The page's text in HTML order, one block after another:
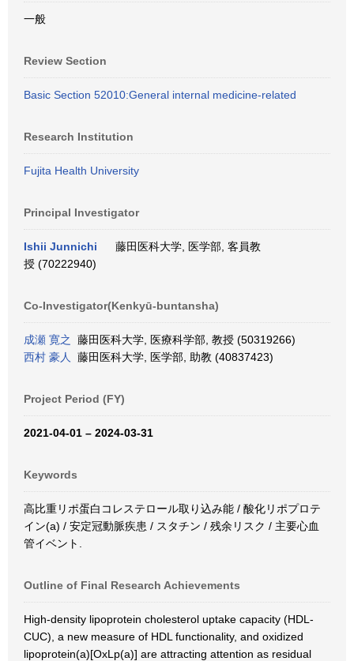
一般
Review Section
Basic Section 52010:General internal medicine-related
Research Institution
Fujita Health University
Principal Investigator
Ishii Junnichi
藤田医科大学, 医学部, 客員教
授 (70222940)
Co-Investigator(Kenkyū-buntansha)
成瀬 寛之
藤田医科大学, 医療科学部, 教授 (50319266)
西村 豪人
藤田医科大学, 医学部, 助教 (40837423)
Project Period (FY)
2021-04-01 – 2024-03-31
Keywords
高比重リポ蛋白コレステロール取り込み能 / 酸化リポプロテ
イン(a) / 安定冠動脈疾患 / スタチン / 残余リスク / 主要心血
管イベント.
Outline of Final Research Achievements
High-density lipoprotein cholesterol uptake capacity (HDL-
CUC), a new measure of HDL functionality, and oxidized
lipoprotein(a)[OxLp(a)] are attracting attention as residual